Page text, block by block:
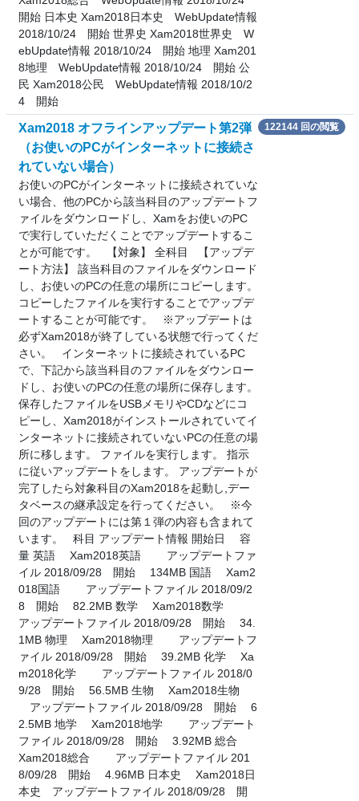
開始 日本史 Xam2018日本史 WebUpdate情報
2018/10/24 開始 世界史 Xam2018世界史 W
ebUpdate情報 2018/10/24 開始 地理 Xam201
8地理 WebUpdate情報 2018/10/24 開始 公
民 Xam2018公民 WebUpdate情報 2018/10/2
4 開始
Xam2018 オフラインアップデート第2弾
（お使いのPCがインターネットに接続さ
れていない場合）
お使いのPCがインターネットに接続されていな
い場合、他のPCから該当科目のアップデートフ
ァイルをダウンロードし、Xamをお使いのPC
で実行していただくことでアップデートするこ
とが可能です。 【対象】 全科目 【アップデ
ート方法】 該当科目のファイルをダウンロード
し、お使いのPCの任意の場所にコピーします。
コピーしたファイルを実行することでアップデ
ートすることが可能です。 ※アップデートは
必ずXam2018が終了している状態で行ってくだ
さい。 インターネットに接続されているPC
で、下記から該当科目のファイルをダウンロー
ドし、お使いのPCの任意の場所に保存します。
保存したファイルをUSBメモリやCDなどにコ
ピーし、Xam2018がインストールされていてイ
ンターネットに接続されていないPCの任意の場
所に移します。 ファイルを実行します。 指示
に従いアップデートをします。 アップデートが
完了したら対象科目のXam2018を起動し,デー
タベースの継承設定を行ってください。 ※今
回のアップデートには第１弾の内容も含まれて
います。 科目 アップデート情報 開始日 容
量 英語 Xam2018英語 アップデートファ
イル 2018/09/28 開始 134MB 国語 Xam2
018国語 アップデートファイル 2018/09/2
8 開始 82.2MB 数学 Xam2018数学
アップデートファイル 2018/09/28 開始 34.
1MB 物理 Xam2018物理 アップデートフ
ァイル 2018/09/28 開始 39.2MB 化学 Xa
m2018化学 アップデートファイル 2018/0
9/28 開始 56.5MB 生物 Xam2018生物
アップデートファイル 2018/09/28 開始 6
2.5MB 地学 Xam2018地学 アップデート
ファイル 2018/09/28 開始 3.92MB 総合
Xam2018総合 アップデートファイル 201
8/09/28 開始 4.96MB 日本史 Xam2018日
本史 アップデートファイル 2018/09/28 開
122144 回の閲覧